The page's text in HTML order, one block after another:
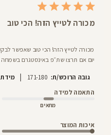
מכורה לטייץ הזה! הכי טוב
מכורה לטייץ הזה! הכי טוב שאפשר
יום אם תרצו שת״פ באינסטגרם בשמחה מיכאלה
גובה הרוכש/ת: 171-180
|
התאמה למידה
מתאים
איכות המוצר